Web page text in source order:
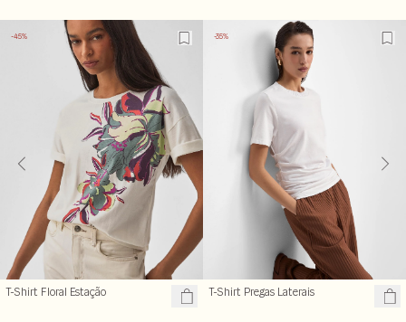
-45%
T-Shirt Floral Estação
-35%
T-Shirt Pregas Laterais